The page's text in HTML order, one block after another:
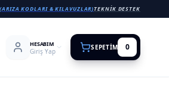
KODLARI & KILAVUZLAR)TEKNIK DESTEK
HESABIM
Giriş Yap SEPETIM 0